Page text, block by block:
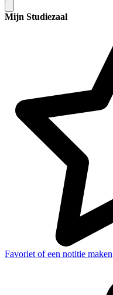
Mijn Studiezaal
Favoriet of een notitie maken